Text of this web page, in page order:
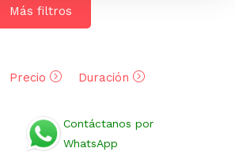
Más filtros
Precio Duración
Contáctanos por
WhatsApp